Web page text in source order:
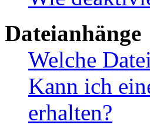
Dateianhänge
Welche
Kann ich
erhalten?